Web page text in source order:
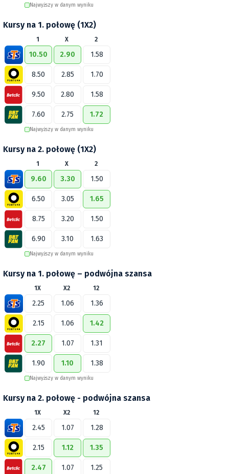
Najwyższy w danym wyniku
Kursy na 1. połowę (1X2)
1 X 2
10.50 2.90 1.58
8.50 2.85 1.70
9.50 2.80 1.58
7.60 2.75 1.72
Najwyższy w danym wyniku
Kursy na 2. połowę (1X2)
1 X 2
9.60 3.30 1.50
6.50 3.05 1.65
8.75 3.20 1.50
6.90 3.10 1.63
Najwyższy w danym wyniku
Kursy na 1. połowę – podwójna szansa
1X X2 12
2.25 1.06 1.36
2.15 1.06 1.42
2.27 1.07 1.31
1.90 1.10 1.38
Najwyższy w danym wyniku
Kursy na 2. połowę - podwójna szansa
1X X2 12
2.45 1.07 1.28
2.15 1.12 1.35
2.47 1.07 1.25